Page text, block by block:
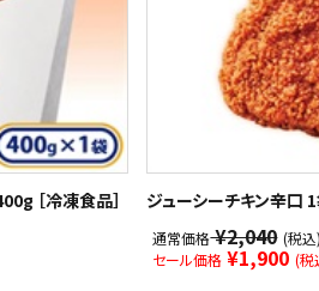
［冷凍食品］ ジューシーチキン辛口 1
通常価格¥2,040 (税込)
セール価格 ¥1,900 (税